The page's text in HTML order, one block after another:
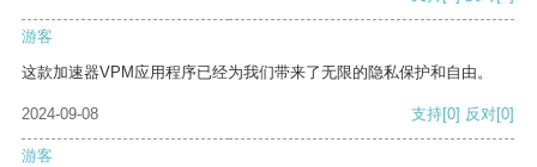
游客
这款加速器VPM应用程序已经为我们带来了无限的隐私保护和自由。
2024-09-08 支持[0] 反对[0]
游客